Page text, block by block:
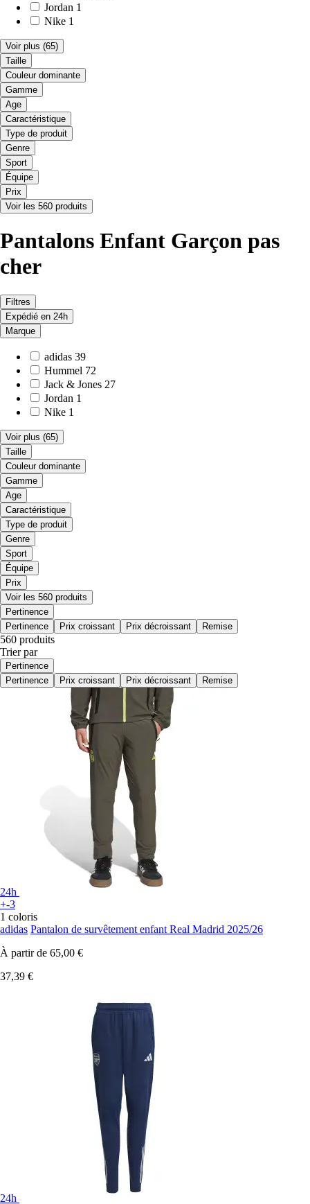
Jordan 1
Nike 1
Voir plus (65)
Taille
Couleur dominante
Gamme
Age
Caractéristique
Type de produit
Genre
Sport
Équipe
Prix
Voir les 560 produits
Pantalons Enfant Garçon pas
cher
Filtres
Expédié en 24h
Marque
adidas 39
Hummel 72
Jack & Jones 27
Jordan 1
Nike 1
Voir plus (65)
Taille
Couleur dominante
Gamme
Age
Caractéristique
Type de produit
Genre
Sport
Équipe
Prix
Voir les 560 produits
Pertinence
Pertinence
Prix croissant Prix décroissant Remise
560 produits
Trier par
Pertinence
Pertinence
Prix croissant Prix décroissant Remise
24h
+-3
1 coloris
adidas Pantalon de survêtement enfant Real Madrid 2025/26
À partir de 65,00 €
37,39 €
24h